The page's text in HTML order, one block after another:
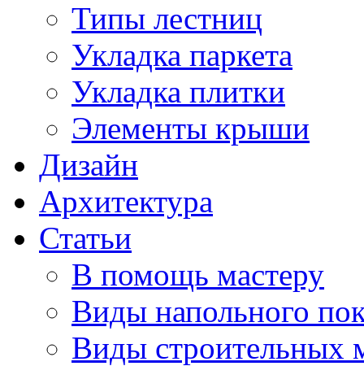
Типы лестниц
Укладка паркета
Укладка плитки
Элементы крыши
Дизайн
Архитектура
Статьи
В помощь мастеру
Виды напольного
Виды строительных